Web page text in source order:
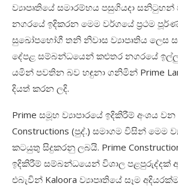
ව්‍යාපෘතියේ සමාරම්භය පසුගියදා
නගරයේ ඉදිකරන මෙම වර්ගයේ ප්‍රථම
සුඛෝපභෝගී තනි නිවාස ව්‍යාපෘතිය ලෙස
දේපළ සම්බන්ධයෙන් කළුතර නගරයේ
යමින් පවතින බව හඳුනා ගනිමින් Prime
දියත් කරන ලදි.
Prime සමූහ ව්‍යාපාරයේ ඉදිකිරීම් අංශය වන
Constructions (පුද්.) සමාගම විසින් මෙම
කටයුතු සිදුකරනු ලබයි. Prime
ඉදිකිරීම් සම්බන්ධයෙන් විශාල පළපුරුද්දක්
එබැවින් Kaloora ව්‍යාපෘතියේ සෑම